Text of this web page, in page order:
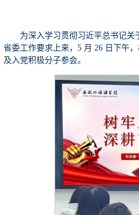
为深入学习贯彻习近平总书记
省委工作要求上来，5 月 26 日下午
及入党积极分子参会。